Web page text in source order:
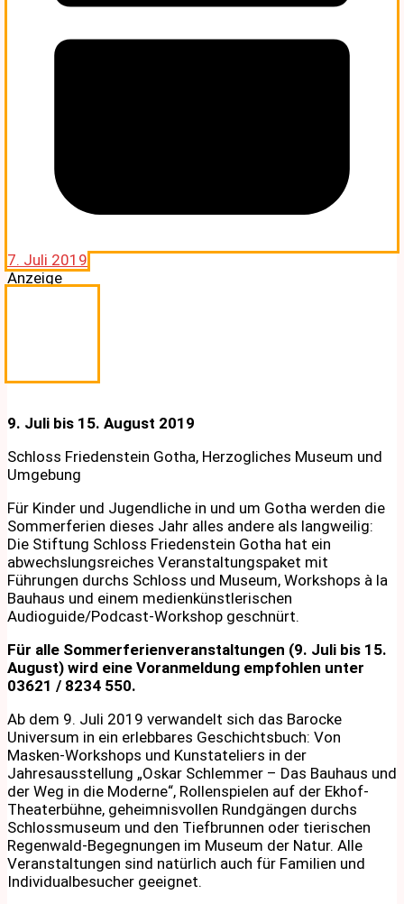
7. Juli 2019
Anzeige
9. Juli bis 15. August 2019
Schloss Friedenstein Gotha, Herzogliches Museum und
Umgebung
Für Kinder und Jugendliche in und um Gotha werden die
Sommerferien dieses Jahr alles andere als langweilig:
Die Stiftung Schloss Friedenstein Gotha hat ein
abwechslungsreiches Veranstaltungspaket mit
Führungen durchs Schloss und Museum, Workshops à la
Bauhaus und einem medienkünstlerischen
Audioguide/Podcast-Workshop geschnürt.
Für alle Sommerferienveranstaltungen (9. Juli bis 15.
August) wird eine Voranmeldung empfohlen unter
03621 / 8234 550.
Ab dem 9. Juli 2019 verwandelt sich das Barocke
Universum in ein erlebbares Geschichtsbuch: Von
Masken-Workshops und Kunstateliers in der
Jahresausstellung „Oskar Schlemmer – Das Bauhaus und
der Weg in die Moderne“, Rollenspielen auf der Ekhof-
Theaterbühne, geheimnisvollen Rundgängen durchs
Schlossmuseum und den Tiefbrunnen oder tierischen
Regenwald-Begegnungen im Museum der Natur. Alle
Veranstaltungen sind natürlich auch für Familien und
Individualbesucher geeignet.